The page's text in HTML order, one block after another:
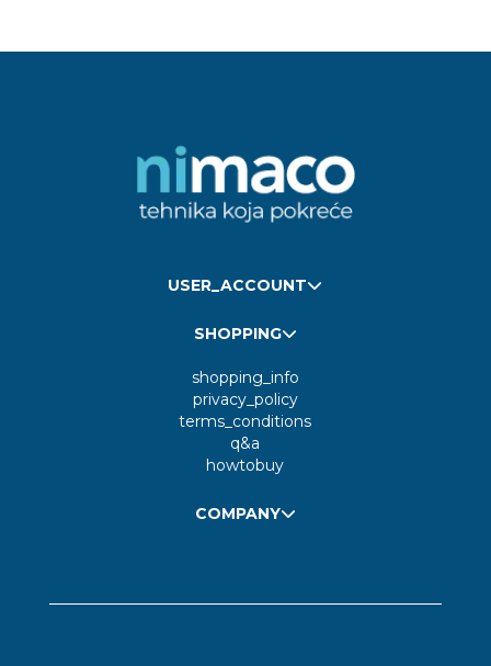
USER_ACCOUNT
SHOPPING
shopping_info
privacy_policy
terms_conditions
q&a
howtobuy
COMPANY